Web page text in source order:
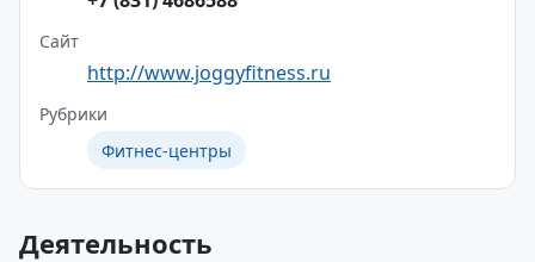
Сайт
http://www.joggyfitness.ru
Рубрики
Фитнес-центры
Деятельность